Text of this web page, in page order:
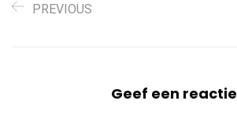
PREVIOUS
Geef een reactie